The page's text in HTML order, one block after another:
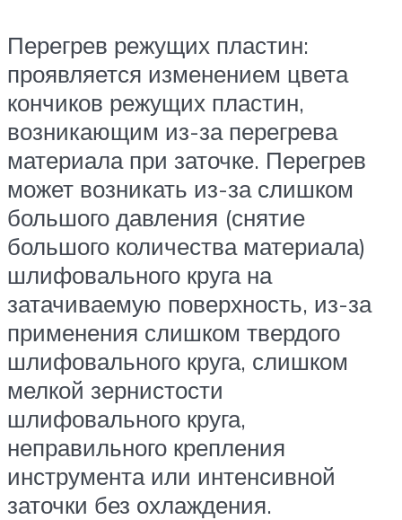
Перегрев режущих пластин:
проявляется изменением цвета
кончиков режущих пластин,
возникающим из-за перегрева
материала при заточке. Перегрев
может возникать из-за слишком
большого давления (снятие
большого количества материала)
шлифовального круга на
затачиваемую поверхность, из-за
применения слишком твердого
шлифовального круга, слишком
мелкой зернистости
шлифовального круга,
неправильного крепления
инструмента или интенсивной
заточки без охлаждения.